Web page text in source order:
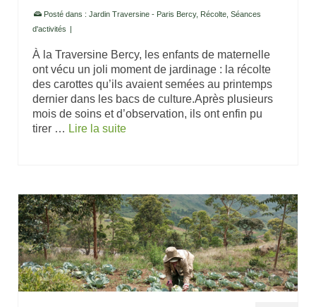
Posté dans : Jardin Traversine - Paris Bercy, Récolte Séances
d'activités |
À la Traversine Bercy, les enfants de maternelle
ont vécu un joli moment de jardinage : la récolte
des carottes qu’ils avaient semées au printemps
dernier dans les bacs de culture.Après plusieurs
mois de soins et d’observation, ils ont enfin pu
tirer … Lire la suite